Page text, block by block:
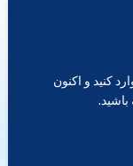
کنید و اکنون